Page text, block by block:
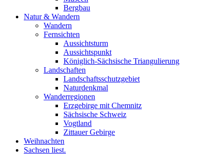
Bergbau
Natur & Wandern
Wandern
Fernsichten
Aussichtsturm
Aussichtspunkt
Königlich-Sächsische Triangulierung
Landschaften
Landschaftsschutzgebiet
Naturdenkmal
Wanderregionen
Erzgebirge mit Chemnitz
Sächsische Schweiz
Vogtland
Zittauer Gebirge
Weihnachten
Sachsen liest.